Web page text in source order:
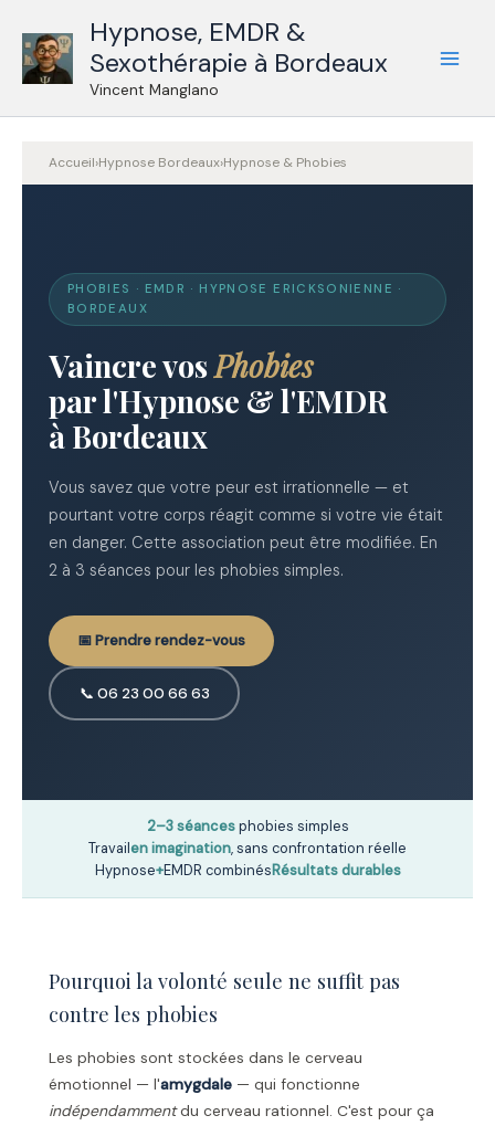
contenu
Hypnose, EMDR &
Sexothérapie à Bordeaux
Vincent Manglano
Accueil›Hypnose Bordeaux›Hypnose & Phobies
PHOBIES · EMDR · HYPNOSE ERICKSONIENNE ·
BORDEAUX
Vaincre vosPhobies
par l'Hypnose & l'EMDR
à Bordeaux
Vous savez que votre peur est irrationnelle — et
pourtant votre corps réagit comme si votre vie était
en danger. Cette association peut être modifiée. En
2 à 3 séances pour les phobies simples.
📅 Prendre rendez-vous
📞 06 23 00 66 63
2–3 séancesphobies simples
Travailen imagination, sans confrontation réelle
Hypnose+EMDR combinésRésultats durables
Pourquoi la volonté seule ne suffit pas
contre les phobies
Les phobies sont stockées dans le cerveau
émotionnel — l'amygdale — qui fonctionne
indépendammentdu cerveau rationnel. C'est pour ça